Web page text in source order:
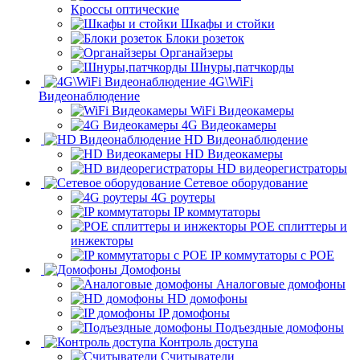
Кроссы оптические
Шкафы и стойки
Блоки розеток
Органайзеры
Шнуры,патчкорды
4G\WiFi
Видеонаблюдение
WiFi Видеокамеры
4G Видеокамеры
HD Видеонаблюдение
HD Видеокамеры
HD видеорегистраторы
Сетевое оборудование
4G роутеры
IP коммутаторы
POE сплиттеры и
инжекторы
IP коммутаторы с POE
Домофоны
Аналоговые домофоны
HD домофоны
IP домофоны
Подъездные домофоны
Контроль доступа
Считыватели